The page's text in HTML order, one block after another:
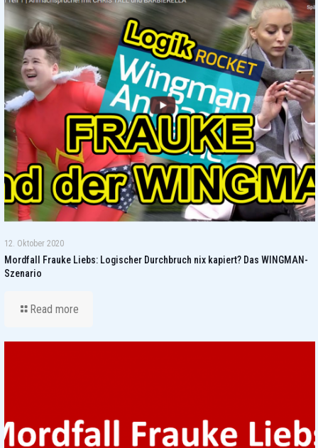
12. Oktober 2020
Mordfall Frauke Liebs: Logischer Durchbruch nix kapiert? Das WINGMAN-
Szenario
Read more